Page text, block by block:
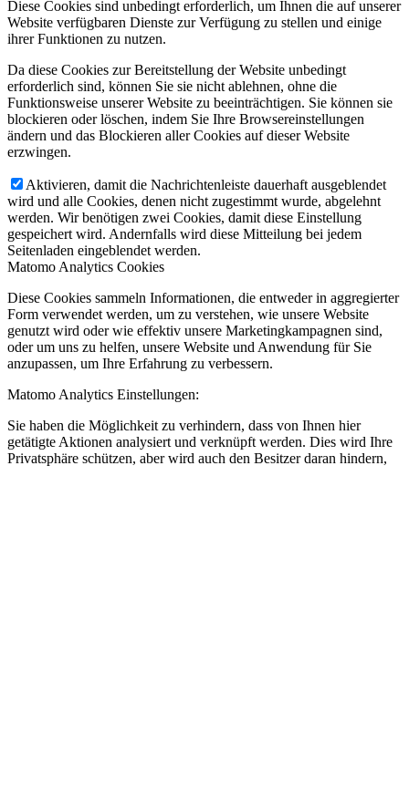
Diese Cookies sind unbedingt erforderlich, um Ihnen die auf unserer
Website verfügbaren Dienste zur Verfügung zu stellen und einige
ihrer Funktionen zu nutzen.
Da diese Cookies zur Bereitstellung der Website unbedingt
erforderlich sind, können Sie sie nicht ablehnen, ohne die
Funktionsweise unserer Website zu beeinträchtigen. Sie können sie
blockieren oder löschen, indem Sie Ihre Browsereinstellungen
ändern und das Blockieren aller Cookies auf dieser Website
erzwingen.
Aktivieren, damit die Nachrichtenleiste dauerhaft ausgeblendet
wird und alle Cookies, denen nicht zugestimmt wurde, abgelehnt
werden. Wir benötigen zwei Cookies, damit diese Einstellung
gespeichert wird. Andernfalls wird diese Mitteilung bei jedem
Seitenladen eingeblendet werden.
Matomo Analytics Cookies
Diese Cookies sammeln Informationen, die entweder in aggregierter
Form verwendet werden, um zu verstehen, wie unsere Website
genutzt wird oder wie effektiv unsere Marketingkampagnen sind,
oder um uns zu helfen, unsere Website und Anwendung für Sie
anzupassen, um Ihre Erfahrung zu verbessern.
Matomo Analytics Einstellungen:
Sie haben die Möglichkeit zu verhindern, dass von Ihnen hier
getätigte Aktionen analysiert und verknüpft werden. Dies wird Ihre
Privatsphäre schützen, aber wird auch den Besitzer daran hindern,